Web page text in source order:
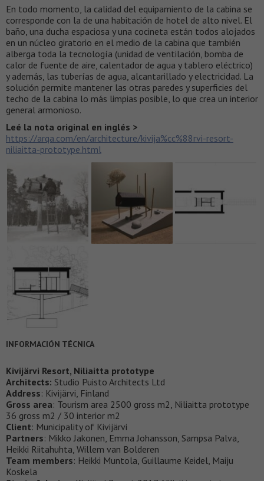
En todo momento, la calidad del equipamiento de la cabina se
corresponde con la de una habitación de hotel de alto nivel. El
baño, una ducha espaciosa y una cocineta están todos alojados
en un núcleo giratorio en el medio de la cabina que también
alberga toda la tecnología (unidad de ventilación, bomba de
calor de fuente de aire, calentador de agua y tablero eléctrico)
y además, las tuberías de agua, alcantarillado y electricidad. La
solución permite mantener las otras paredes y superficies del
techo de la cabina lo más limpias posible, lo que crea un interior
general armonioso.
Leé la nota original en inglés >
https://arqa.com/en/architecture/kivija%cc%88rvi-resort-
niliaitta-prototype.html
INFORMACIÓN TÉCNICA
Kivijärvi Resort, Niliaitta prototype
Architects: Studio Puisto Architects Ltd
Address: Kivijärvi, Finland
Gross area: Tourism area 2500 gross m2, Niliaitta prototype
36 gross m2 / 30 interior m2
Client: Municipality of Kivijärvi
Partners: Mikko Jakonen, Emma Johansson, Sampsa Palva,
Heikki Riitahuhta, Willem van Bolderen
Team members: Heikki Muntola, Guillaume Keidel, Maiju
Koskela